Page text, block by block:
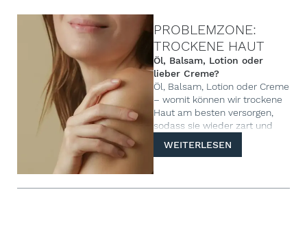
PROBLEMZONE:
TROCKENE HAUT
Öl, Balsam, Lotion oder
lieber Creme?
Öl, Balsam, Lotion oder Creme
– womit können wir trockene
Haut am besten versorgen,
sodass sie wieder zart und
erklären, welche Pflege für
WEITERLESEN